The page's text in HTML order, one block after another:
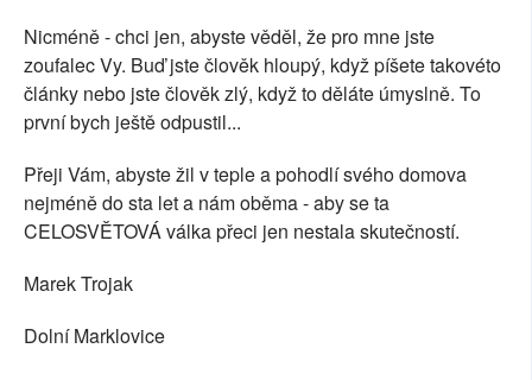
Nicméně - chci jen, abyste věděl, že pro mne jste
zoufalec Vy. Buď jste člověk hloupý, když píšete takovéto
články nebo jste člověk zlý, když to děláte úmyslně. To
první bych ještě odpustil...
Přeji Vám, abyste žil v teple a pohodlí svého domova
nejméně do sta let a nám oběma - aby se ta
CELOSVĚTOVÁ válka přeci jen nestala skutečností.
Marek Trojak
Dolní Marklovice